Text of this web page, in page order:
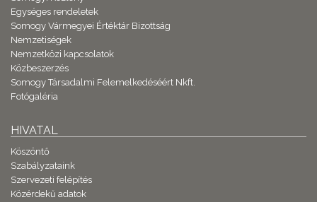
Egységes rendeletek
Somogy Vármegyei Értéktár Bizottság
Nemzetiségek
Nemzetközi kapcsolatok
Közbeszerzés
Somogy Társadalmi Felemelkedéséért Nkft.
Fotógaléria
HIVATAL
Köszöntő
Szabályzataink
Szervezeti felépítés
Közérdekű adatok